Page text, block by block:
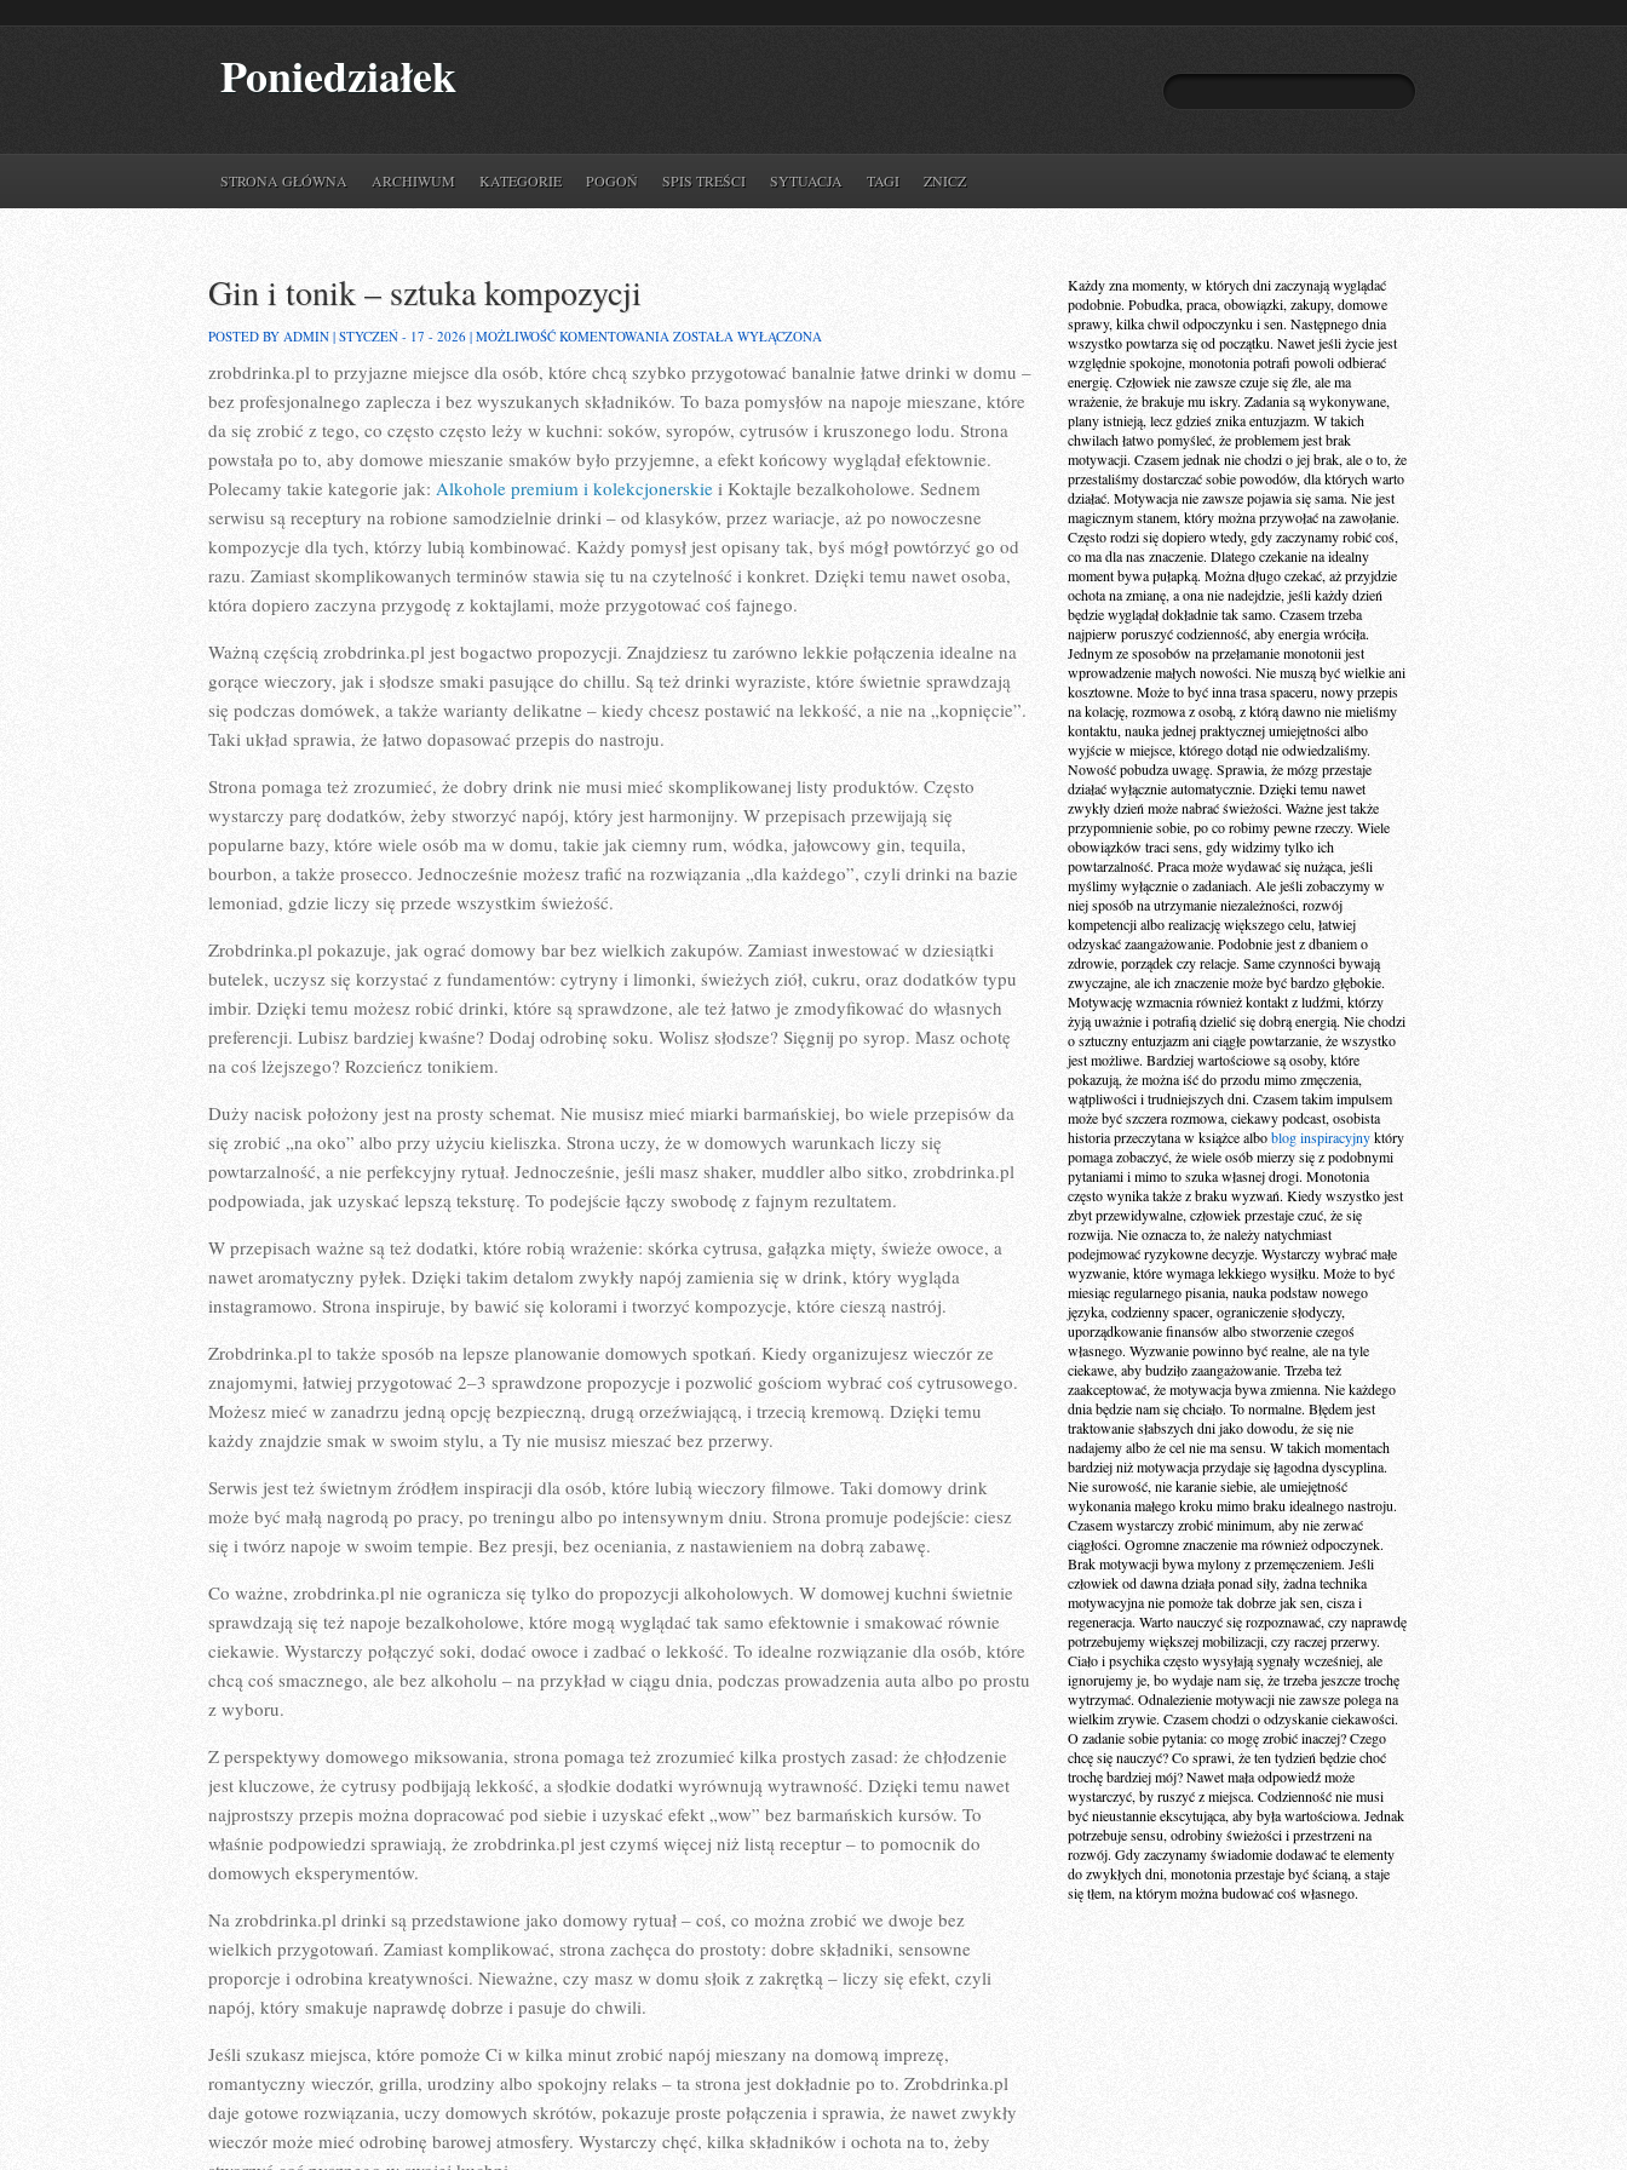
Poniedziałek
STRONA GŁÓWNA ARCHIWUM KATEGORIE POGOŃ SPIS TREŚCI SYTUACJA TAGI ZNICZ
Gin i tonik – sztuka kompozycji
POSTED BY ADMIN | STYCZEŃ - 17 - 2026 | MOŻLIWOŚĆ KOMENTOWANIA GIN
TONIK
SZTUKA
KOMPOZYCJI
ZOSTAŁA WYŁĄCZONA
zrobdrinka.pl to przyjazne miejsce dla osób, które chcą szybko przygotować banalnie łatwe drinki w domu –
bez profesjonalnego zaplecza i bez wyszukanych składników. To baza pomysłów na napoje mieszane, które
da się zrobić z tego, co często często leży w kuchni: soków, syropów, cytrusów i kruszonego lodu. Strona
powstała po to, aby domowe mieszanie smaków było przyjemne, a efekt końcowy wyglądał efektownie.
Polecamy takie kategorie jak: Alkohole premium i kolekcjonerskie i Koktajle bezalkoholowe. Sednem
serwisu są receptury na robione samodzielnie drinki – od klasyków, przez wariacje, aż po nowoczesne
kompozycje dla tych, którzy lubią kombinować. Każdy pomysł jest opisany tak, byś mógł powtórzyć go od
razu. Zamiast skomplikowanych terminów stawia się tu na czytelność i konkret. Dzięki temu nawet osoba,
która dopiero zaczyna przygodę z koktajlami, może przygotować coś fajnego.
Ważną częścią zrobdrinka.pl jest bogactwo propozycji. Znajdziesz tu zarówno lekkie połączenia idealne na
gorące wieczory, jak i słodsze smaki pasujące do chillu. Są też drinki wyraziste, które świetnie sprawdzają
się podczas domówek, a także warianty delikatne – kiedy chcesz postawić na lekkość, a nie na „kopnięcie”.
Taki układ sprawia, że łatwo dopasować przepis do nastroju.
Strona pomaga też zrozumieć, że dobry drink nie musi mieć skomplikowanej listy produktów. Często
wystarczy parę dodatków, żeby stworzyć napój, który jest harmonijny. W przepisach przewijają się
popularne bazy, które wiele osób ma w domu, takie jak ciemny rum, wódka, jałowcowy gin, tequila,
bourbon, a także prosecco. Jednocześnie możesz trafić na rozwiązania „dla każdego”, czyli drinki na bazie
lemoniad, gdzie liczy się przede wszystkim świeżość.
Zrobdrinka.pl pokazuje, jak ograć domowy bar bez wielkich zakupów. Zamiast inwestować w dziesiątki
butelek, uczysz się korzystać z fundamentów: cytryny i limonki, świeżych ziół, cukru, oraz dodatków typu
imbir. Dzięki temu możesz robić drinki, które są sprawdzone, ale też łatwo je zmodyfikować do własnych
preferencji. Lubisz bardziej kwaśne? Dodaj odrobinę soku. Wolisz słodsze? Sięgnij po syrop. Masz ochotę
na coś lżejszego? Rozcieńcz tonikiem.
Duży nacisk położony jest na prosty schemat. Nie musisz mieć miarki barmańskiej, bo wiele przepisów da
się zrobić „na oko” albo przy użyciu kieliszka. Strona uczy, że w domowych warunkach liczy się
powtarzalność, a nie perfekcyjny rytuał. Jednocześnie, jeśli masz shaker, muddler albo sitko, zrobdrinka.pl
podpowiada, jak uzyskać lepszą teksturę. To podejście łączy swobodę z fajnym rezultatem.
W przepisach ważne są też dodatki, które robią wrażenie: skórka cytrusa, gałązka mięty, świeże owoce, a
nawet aromatyczny pyłek. Dzięki takim detalom zwykły napój zamienia się w drink, który wygląda
instagramowo. Strona inspiruje, by bawić się kolorami i tworzyć kompozycje, które cieszą nastrój.
Zrobdrinka.pl to także sposób na lepsze planowanie domowych spotkań. Kiedy organizujesz wieczór ze
znajomymi, łatwiej przygotować 2–3 sprawdzone propozycje i pozwolić gościom wybrać coś cytrusowego.
Możesz mieć w zanadrzu jedną opcję bezpieczną, drugą orzeźwiającą, i trzecią kremową. Dzięki temu
każdy znajdzie smak w swoim stylu, a Ty nie musisz mieszać bez przerwy.
Serwis jest też świetnym źródłem inspiracji dla osób, które lubią wieczory filmowe. Taki domowy drink
może być małą nagrodą po pracy, po treningu albo po intensywnym dniu. Strona promuje podejście: ciesz
się i twórz napoje w swoim tempie. Bez presji, bez oceniania, z nastawieniem na dobrą zabawę.
Co ważne, zrobdrinka.pl nie ogranicza się tylko do propozycji alkoholowych. W domowej kuchni świetnie
sprawdzają się też napoje bezalkoholowe, które mogą wyglądać tak samo efektownie i smakować równie
ciekawie. Wystarczy połączyć soki, dodać owoce i zadbać o lekkość. To idealne rozwiązanie dla osób, które
chcą coś smacznego, ale bez alkoholu – na przykład w ciągu dnia, podczas prowadzenia auta albo po prostu
z wyboru.
Z perspektywy domowego miksowania, strona pomaga też zrozumieć kilka prostych zasad: że chłodzenie
jest kluczowe, że cytrusy podbijają lekkość, a słodkie dodatki wyrównują wytrawność. Dzięki temu nawet
najprostszy przepis można dopracować pod siebie i uzyskać efekt „wow” bez barmańskich kursów. To
właśnie podpowiedzi sprawiają, że zrobdrinka.pl jest czymś więcej niż listą receptur – to pomocnik do
domowych eksperymentów.
Na zrobdrinka.pl drinki są przedstawione jako domowy rytuał – coś, co można zrobić we dwoje bez
wielkich przygotowań. Zamiast komplikować, strona zachęca do prostoty: dobre składniki, sensowne
proporcje i odrobina kreatywności. Nieważne, czy masz w domu słoik z zakrętką – liczy się efekt, czyli
napój, który smakuje naprawdę dobrze i pasuje do chwili.
Jeśli szukasz miejsca, które pomoże Ci w kilka minut zrobić napój mieszany na domową imprezę,
romantyczny wieczór, grilla, urodziny albo spokojny relaks – ta strona jest dokładnie po to. Zrobdrinka.pl
daje gotowe rozwiązania, uczy domowych skrótów, pokazuje proste połączenia i sprawia, że nawet zwykły
wieczór może mieć odrobinę barowej atmosfery. Wystarczy chęć, kilka składników i ochota na to, żeby
Każdy zna momenty, w których dni zaczynają wyglądać
podobnie. Pobudka, praca, obowiązki, zakupy, domowe
sprawy, kilka chwil odpoczynku i sen. Następnego dnia
wszystko powtarza się od początku. Nawet jeśli życie jest
względnie spokojne, monotonia potrafi powoli odbierać
energię. Człowiek nie zawsze czuje się źle, ale ma
wrażenie, że brakuje mu iskry. Zadania są wykonywane,
plany istnieją, lecz gdzieś znika entuzjazm. W takich
chwilach łatwo pomyśleć, że problemem jest brak
motywacji. Czasem jednak nie chodzi o jej brak, ale o to, że
przestaliśmy dostarczać sobie powodów, dla których warto
działać. Motywacja nie zawsze pojawia się sama. Nie jest
magicznym stanem, który można przywołać na zawołanie.
Często rodzi się dopiero wtedy, gdy zaczynamy robić coś,
co ma dla nas znaczenie. Dlatego czekanie na idealny
moment bywa pułapką. Można długo czekać, aż przyjdzie
ochota na zmianę, a ona nie nadejdzie, jeśli każdy dzień
będzie wyglądał dokładnie tak samo. Czasem trzeba
najpierw poruszyć codzienność, aby energia wróciła.
Jednym ze sposobów na przełamanie monotonii jest
wprowadzenie małych nowości. Nie muszą być wielkie ani
kosztowne. Może to być inna trasa spaceru, nowy przepis
na kolację, rozmowa z osobą, z którą dawno nie mieliśmy
kontaktu, nauka jednej praktycznej umiejętności albo
wyjście w miejsce, którego dotąd nie odwiedzaliśmy.
Nowość pobudza uwagę. Sprawia, że mózg przestaje
działać wyłącznie automatycznie. Dzięki temu nawet
zwykły dzień może nabrać świeżości. Ważne jest także
przypomnienie sobie, po co robimy pewne rzeczy. Wiele
obowiązków traci sens, gdy widzimy tylko ich
powtarzalność. Praca może wydawać się nużąca, jeśli
myślimy wyłącznie o zadaniach. Ale jeśli zobaczymy w
niej sposób na utrzymanie niezależności, rozwój
kompetencji albo realizację większego celu, łatwiej
odzyskać zaangażowanie. Podobnie jest z dbaniem o
zdrowie, porządek czy relacje. Same czynności bywają
zwyczajne, ale ich znaczenie może być bardzo głębokie.
Motywację wzmacnia również kontakt z ludźmi, którzy
żyją uważnie i potrafią dzielić się dobrą energią. Nie chodzi
o sztuczny entuzjazm ani ciągłe powtarzanie, że wszystko
jest możliwe. Bardziej wartościowe są osoby, które
pokazują, że można iść do przodu mimo zmęczenia,
wątpliwości i trudniejszych dni. Czasem takim impulsem
może być szczera rozmowa, ciekawy podcast, osobista
historia przeczytana w książce alboblog inspiracyjnyktóry
pomaga zobaczyć, że wiele osób mierzy się z podobnymi
pytaniami i mimo to szuka własnej drogi. Monotonia
często wynika także z braku wyzwań. Kiedy wszystko jest
zbyt przewidywalne, człowiek przestaje czuć, że się
rozwija. Nie oznacza to, że należy natychmiast
podejmować ryzykowne decyzje. Wystarczy wybrać małe
wyzwanie, które wymaga lekkiego wysiłku. Może to być
miesiąc regularnego pisania, nauka podstaw nowego
języka, codzienny spacer, ograniczenie słodyczy,
uporządkowanie finansów albo stworzenie czegoś
własnego. Wyzwanie powinno być realne, ale na tyle
ciekawe, aby budziło zaangażowanie. Trzeba też
zaakceptować, że motywacja bywa zmienna. Nie każdego
dnia będzie nam się chciało. To normalne. Błędem jest
traktowanie słabszych dni jako dowodu, że się nie
nadajemy albo że cel nie ma sensu. W takich momentach
bardziej niż motywacja przydaje się łagodna dyscyplina.
Nie surowość, nie karanie siebie, ale umiejętność
wykonania małego kroku mimo braku idealnego nastroju.
Czasem wystarczy zrobić minimum, aby nie zerwać
ciągłości. Ogromne znaczenie ma również odpoczynek.
Brak motywacji bywa mylony z przemęczeniem. Jeśli
człowiek od dawna działa ponad siły, żadna technika
motywacyjna nie pomoże tak dobrze jak sen, cisza i
regeneracja. Warto nauczyć się rozpoznawać, czy naprawdę
potrzebujemy większej mobilizacji, czy raczej przerwy.
Ciało i psychika często wysyłają sygnały wcześniej, ale
ignorujemy je, bo wydaje nam się, że trzeba jeszcze trochę
wytrzymać. Odnalezienie motywacji nie zawsze polega na
wielkim zrywie. Czasem chodzi o odzyskanie ciekawości.
O zadanie sobie pytania: co mogę zrobić inaczej? Czego
chcę się nauczyć? Co sprawi, że ten tydzień będzie choć
trochę bardziej mój? Nawet mała odpowiedź może
wystarczyć, by ruszyć z miejsca. Codzienność nie musi
być nieustannie ekscytująca, aby była wartościowa. Jednak
potrzebuje sensu, odrobiny świeżości i przestrzeni na
rozwój. Gdy zaczynamy świadomie dodawać te elementy
do zwykłych dni, monotonia przestaje być ścianą, a staje
się tłem, na którym można budować coś własnego.